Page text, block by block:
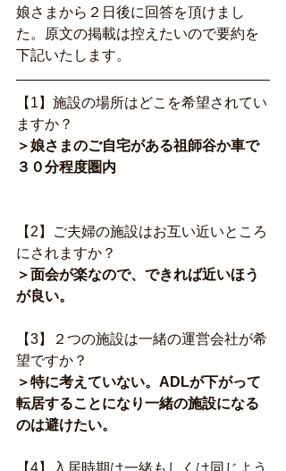
娘さまから２日後に回答を頂けまし
た。原文の掲載は控えたいので要約を
下記いたします。
【1】施設の場所はどこを希望されてい
ますか？
＞娘さまのご自宅がある祖師谷か車で
３０分程度圏内
【2】ご夫婦の施設はお互い近いところ
にされますか？
＞面会が楽なので、できれば近いほう
が良い。
【3】２つの施設は一緒の運営会社が希
望ですか？
＞特に考えていない。ADLが下がって
転居することになり一緒の施設になる
のは避けたい。
【4】入居時期は一緒もしくは同じよう